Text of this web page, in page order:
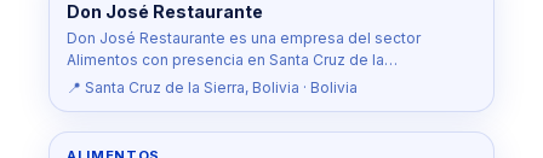
Don José Restaurante
Don José Restaurante es una empresa del sector
Alimentos con presencia en Santa Cruz de la…
📍 Santa Cruz de la Sierra, Bolivia · Bolivia